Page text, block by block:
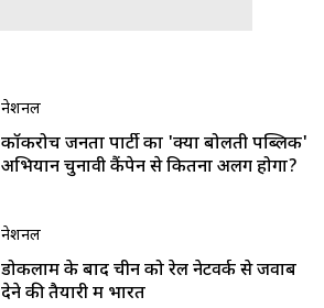
नेशनल
कॉकरोच जनता पार्टी का 'क्या बोलती पब्लिक'
अभियान चुनावी कैंपेन से कितना अलग होगा?
नेशनल
डोकलाम के बाद चीन को रेल नेटवर्क से जवाब
देने की तैयारी में भारत